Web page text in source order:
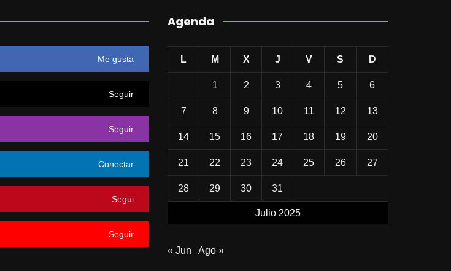
Me gusta
Seguir
Seguir
Conectar
Segui
Seguir
Agenda
Julio 2025
L M X J V S D
1 2 3 4 5 6
7 8 9 10 11 12 13
14 15 16 17 18 19 20
21 22 23 24 25 26 27
28 29 30 31
« Jun Ago »